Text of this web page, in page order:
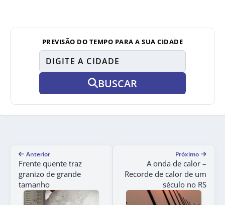
PREVISÃO DO TEMPO PARA A SUA CIDADE
BUSCAR
Anterior
Frente quente traz
granizo de grande
tamanho
Próximo
A onda de calor –
Recorde de calor de um
século no RS